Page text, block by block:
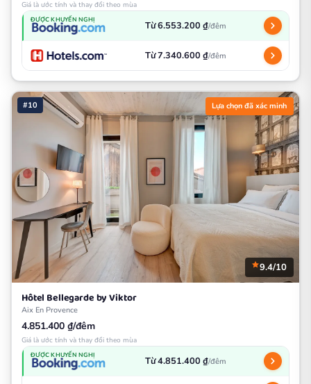
Giá là ước tính và thay đổi theo mùa
ĐƯỢC KHUYẾN NGHỊ Từ 6.553.200 ₫/đêm
Từ 7.340.600 ₫/đêm
#10 Lựa chọn đã xác minh
9.4/10
Hôtel Bellegarde by Viktor
Aix En Provence
4.851.400 ₫/đêm
Giá là ước tính và thay đổi theo mùa
ĐƯỢC KHUYẾN NGHỊ Từ 4.851.400 ₫/đêm